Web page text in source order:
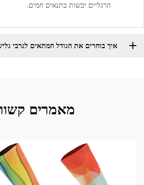
הרגליים יבשות בתנאים חמים.
איך בוחרים את הגודל המתאים לגרבי
מאמרים